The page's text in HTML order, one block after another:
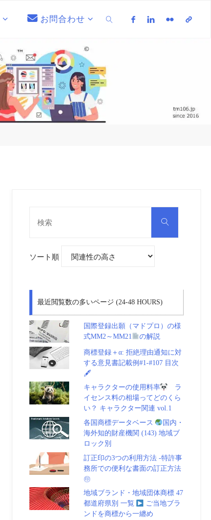
お問合わせ
検
ソート順
最近閲覧数の多いページ (24-48 HOURS)
国際登録出願（マドプロ）の様
式MM2～MM21
の解説
商標登録＋α: 拒絶理由通知に対
する意見書記載例#1-#107 目次
🖋
キャラクターの使用料率
ラ
イセンス料の相場ってどのくら
い？ キャラクター関連 vol.1
各国商標データベース
国内・
海外知的財産機関 (143) 地域ブ
ロック別
訂正印の3つの利用方法 -特許事
務所での便利な書面の訂正方法
㊞
地域ブランド・地域団体商標 47
都道府県別 一覧
ご当地ブラ
ンドを商標から一纏め